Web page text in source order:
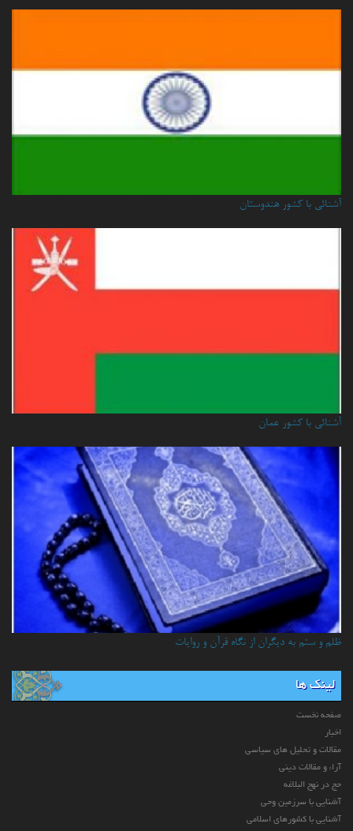
آشنائی با کشور هندوستان
آشنائي با كشور عمان
ظلم و ستم به دیگران از نگاه قرآن و روایات
لینک ها
صفحه نخست
اخبار
مقالات و تحلیل های سیاسی
آراء و مقالات دینی
حج در نهج البلاغه
آشنایی با سرزمین وحی
آشنایی با کشورهای اسلامی